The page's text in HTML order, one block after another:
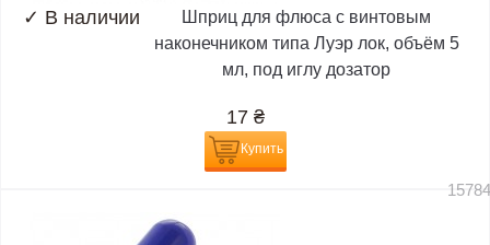
✓ В наличии
Шприц для флюса с винтовым
наконечником типа Луэр лок, объём 5
мл, под иглу дозатор
17 ₴
Купить